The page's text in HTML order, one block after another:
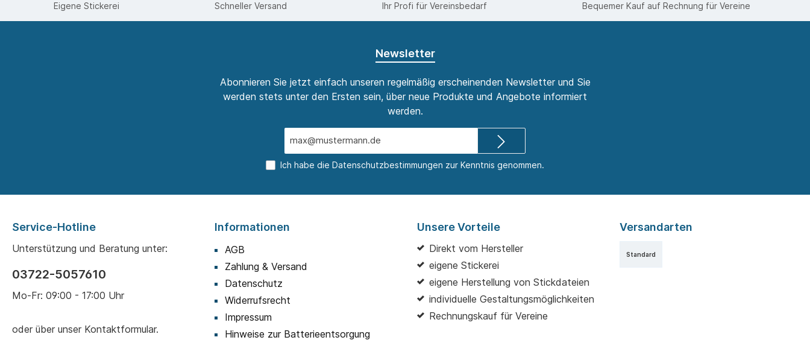
Eigene Stickerei Schneller Versand Ihr Profi für Vereinsbedarf Bequemer Kauf auf Rechnung für Vereine
Newsletter
Abonnieren Sie jetzt einfach unseren regelmäßig erscheinenden Newsletter und Sie
werden stets unter den Ersten sein, über neue Produkte und Angebote informiert
werden.
Adresse*
Ich habe die Datenschutzbestimmungen zur Kenntnis genommen.
Service-Hotline
Unterstützung und Beratung unter:
03722-5057610
Mo-Fr: 09:00 - 17:00 Uhr
oder über unser Kontaktformular.
Informationen
AGB
Zahlung & Versand
Datenschutz
Widerrufsrecht
Impressum
Hinweise zur Batterieentsorgung
Unsere Vorteile
Direkt vom Hersteller
eigene Stickerei
eigene Herstellung von Stickdateien
individuelle Gestaltungsmöglichkeiten
Rechnungskauf für Vereine
Versandarten
Standard